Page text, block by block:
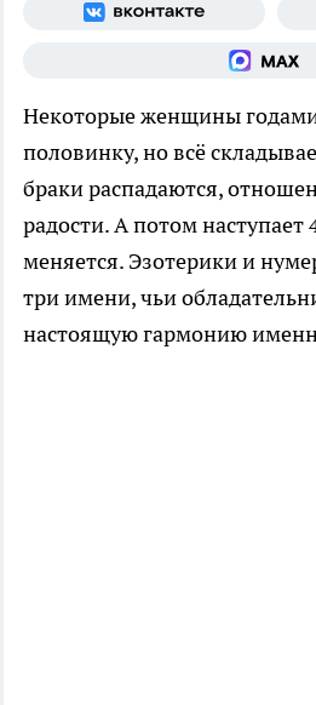
Некоторые женщины
половинку, но всё
браки распадаются,
радости. А потом
меняется. Эзотерики и
три имени, чьи
настоящую гармонию